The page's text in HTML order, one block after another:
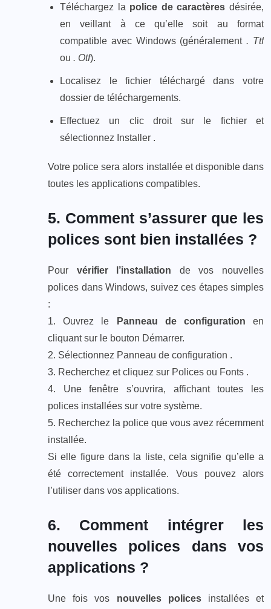
Téléchargez la police de caractères désirée,
en veillant à ce qu’elle soit au format
compatible avec Windows (généralement . Ttf
ou . Otf).
Localisez le fichier téléchargé dans votre
dossier de téléchargements.
Effectuez un clic droit sur le fichier et
sélectionnez Installer .
Votre police sera alors installée et disponible dans
toutes les applications compatibles.
5. Comment s’assurer que les
polices sont bien installées ?
Pour vérifier l’installation de vos nouvelles
polices dans Windows, suivez ces étapes simples
:
1. Ouvrez le
Panneau de configuration en
cliquant sur le bouton Démarrer.
2. Sélectionnez Panneau de configuration .
3. Recherchez et cliquez sur Polices ou Fonts .
4. Une fenêtre s’ouvrira, affichant toutes les
polices installées sur votre système.
5. Recherchez la police que vous avez récemment
installée.
Si elle figure dans la liste, cela signifie qu’elle a
été correctement installée. Vous pouvez alors
l’utiliser dans vos applications.
6. Comment intégrer les
nouvelles polices dans vos
applications ?
Une fois vos nouvelles policesinstallées et